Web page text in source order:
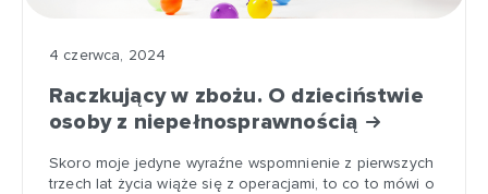
4 czerwca, 2024
Raczkujący w zbożu. O dzieciństwie
osoby z niepełnosprawnością
Skoro moje jedyne wyraźne wspomnienie z pierwszych
trzech lat życia wiąże się z operacjami, to co to mówi o